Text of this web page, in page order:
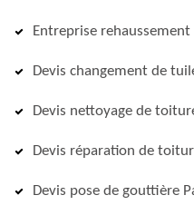
Entreprise
Devis changement de
Devis nettoyage de
Devis réparation de
Devis pose de gouttière